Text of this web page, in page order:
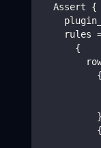
  Assert {
rules
      {
          {
          {